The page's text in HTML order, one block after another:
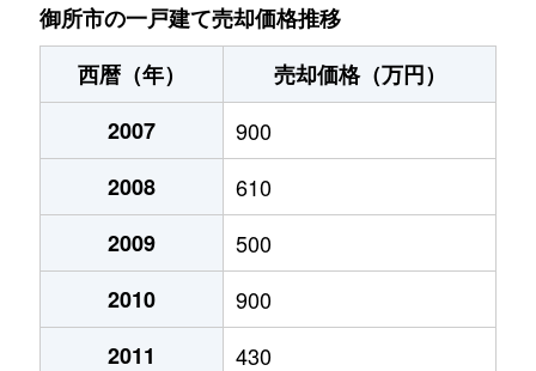
大字森脇
930万円 近鉄御所
徒歩45
（大字なし）
1,700万円 御所
徒歩12
御所市の一戸建て売却価格推移
西暦（年）
売却価格（万円）
2007
900
2008
610
2009
500
2010
900
2011
430